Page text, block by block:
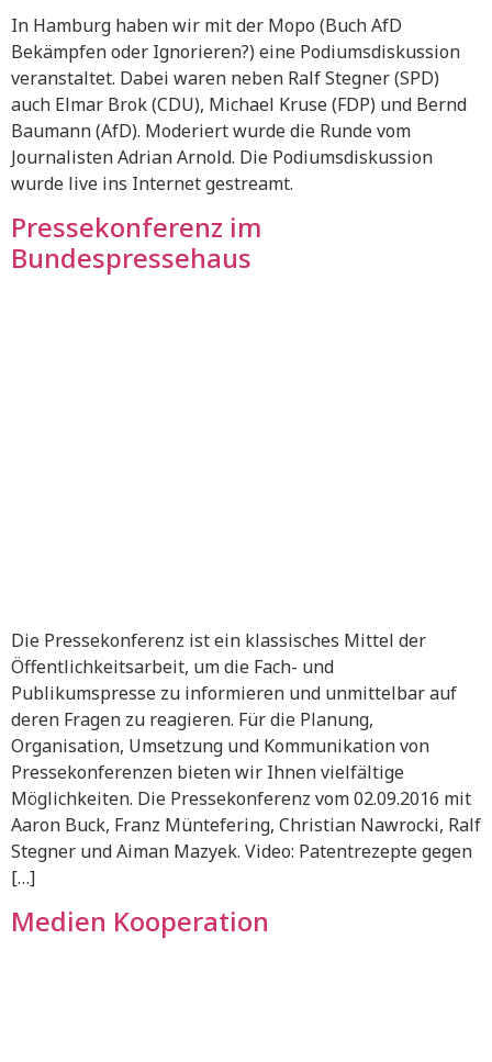
In Hamburg haben wir mit der Mopo (Buch AfD
Bekämpfen oder Ignorieren?) eine Podiumsdiskussion
veranstaltet. Dabei waren neben Ralf Stegner (SPD)
auch Elmar Brok (CDU), Michael Kruse (FDP) und Bernd
Baumann (AfD). Moderiert wurde die Runde vom
Journalisten Adrian Arnold. Die Podiumsdiskussion
wurde live ins Internet gestreamt.
Pressekonferenz im
Bundespressehaus
Die Pressekonferenz ist ein klassisches Mittel der
Öffentlichkeitsarbeit, um die Fach- und
Publikumspresse zu informieren und unmittelbar auf
deren Fragen zu reagieren. Für die Planung,
Organisation, Umsetzung und Kommunikation von
Pressekonferenzen bieten wir Ihnen vielfältige
Möglichkeiten. Die Pressekonferenz vom 02.09.2016 mit
Aaron Buck, Franz Müntefering, Christian Nawrocki, Ralf
Stegner und Aiman Mazyek. Video: Patentrezepte gegen
[…]
Medien Kooperation